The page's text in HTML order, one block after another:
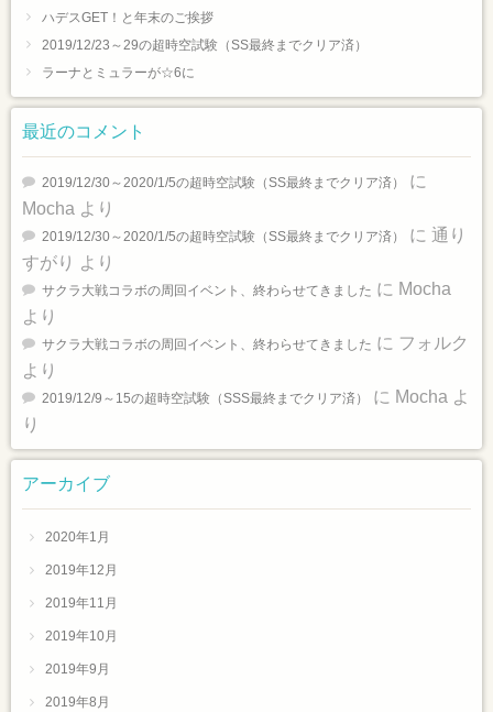
ハデスGET！と年末のご挨拶
2019/12/23～29の超時空試験（SS最終までクリア済）
ラーナとミュラーが☆6に
最近のコメント
2019/12/30～2020/1/5の超時空試験（SS最終までクリア済）
に
Mocha より
2019/12/30～2020/1/5の超時空試験（SS最終までクリア済） に 通り
すがり より
サクラ大戦コラボの周回イベント、終わらせてきました に Mocha
より
サクラ大戦コラボの周回イベント、終わらせてきました に フォルク
より
2019/12/9～15の超時空試験（SSS最終までクリア済） に Mocha よ
り
アーカイブ
2020年1月
2019年12月
2019年11月
2019年10月
2019年9月
2019年8月